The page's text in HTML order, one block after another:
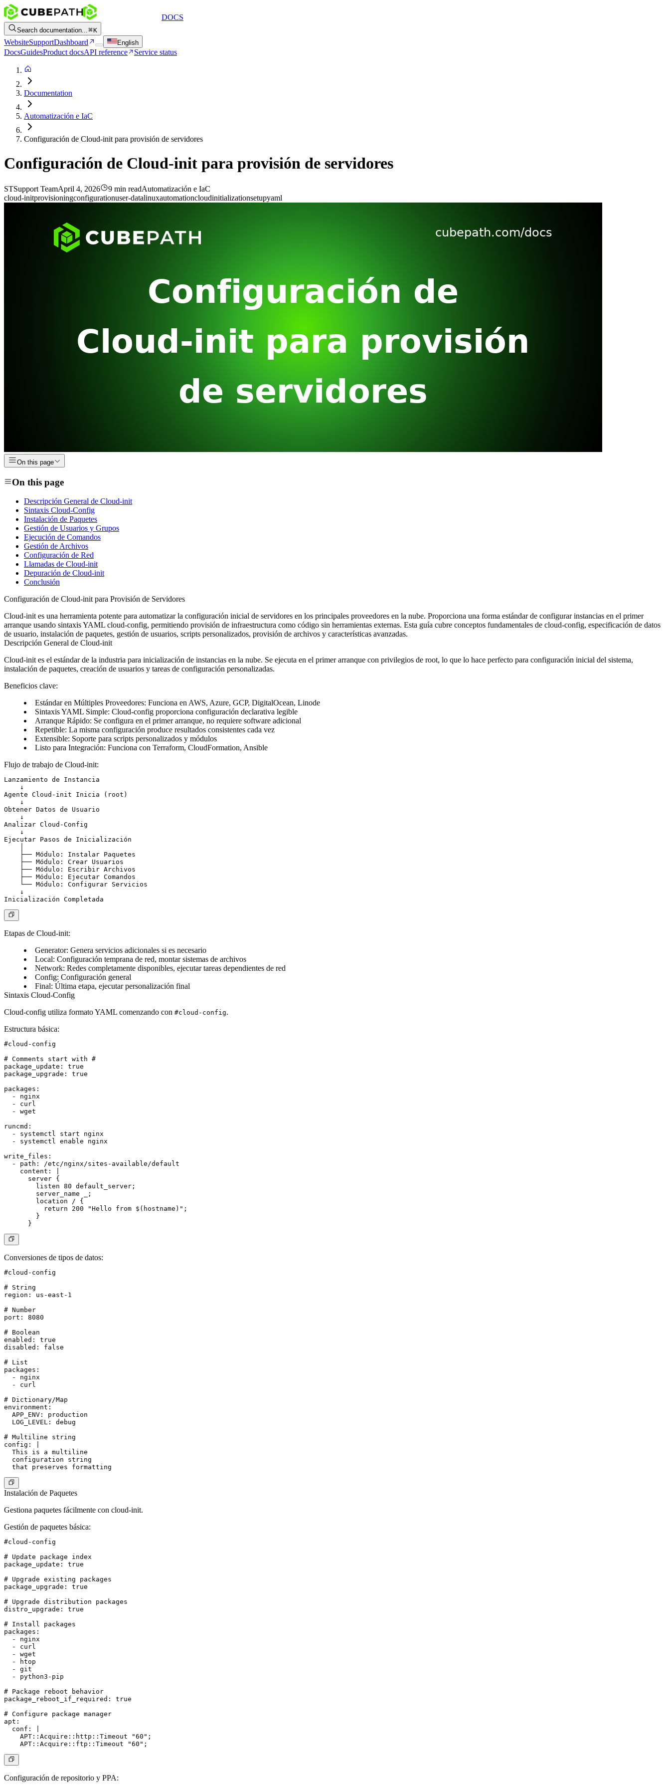
DOCS
Search documentation... K
WebsiteSupportDashboard English
DocsGuidesProduct docsAPI reference Service status
Documentation
Automatización e IaC
Configuración de Cloud-init para provisión de servidores
Configuración de Cloud-init para provisión de servidores
STSupport TeamApril 4, 2026 9 min readAutomatización e IaC
cloud-initprovisioningconfigurationuser-datalinuxautomationcloudinitializationsetupyaml
On this page
On this page
Descripción General de Cloud-init
Sintaxis Cloud-Config
Instalación de Paquetes
Gestión de Usuarios y Grupos
Ejecución de Comandos
Gestión de Archivos
Configuración de Red
Llamadas de Cloud-init
Depuración de Cloud-init
Conclusión
Configuración de Cloud-init para Provisión de Servidores
Cloud-init es una herramienta potente para automatizar la configuración inicial de servidores en los principales proveedores en la nube. Proporciona una forma estándar de configurar instancias en el primer
arranque usando sintaxis YAML cloud-config, permitiendo provisión de infraestructura como código sin herramientas externas. Esta guía cubre conceptos fundamentales de cloud-config, especificación de datos
de usuario, instalación de paquetes, gestión de usuarios, scripts personalizados, provisión de archivos y características avanzadas.
Descripción General de Cloud-init
Cloud-init es el estándar de la industria para inicialización de instancias en la nube. Se ejecuta en el primer arranque con privilegios de root, lo que lo hace perfecto para configuración inicial del sistema,
instalación de paquetes, creación de usuarios y tareas de configuración personalizadas.
Beneficios clave:
Estándar en Múltiples Proveedores: Funciona en AWS, Azure, GCP, DigitalOcean, Linode
Sintaxis YAML Simple: Cloud-config proporciona configuración declarativa legible
Arranque Rápido: Se configura en el primer arranque, no requiere software adicional
Repetible: La misma configuración produce resultados consistentes cada vez
Extensible: Soporte para scripts personalizados y módulos
Listo para Integración: Funciona con Terraform, CloudFormation, Ansible
Flujo de trabajo de Cloud-init:
Lanzamiento de Instancia
    ↓
Agente Cloud-init Inicia (root)
    ↓
Obtener Datos de Usuario
    ↓
Analizar Cloud-Config
    ↓
Ejecutar Pasos de Inicialización
    ├── Módulo: Instalar Paquetes
    ├── Módulo: Crear Usuarios
    ├── Módulo: Escribir Archivos
    ├── Módulo: Ejecutar Comandos
    └── Módulo: Configurar Servicios
    ↓
Etapas de Cloud-init:
Generator: Genera servicios adicionales si es necesario
Local: Configuración temprana de red, montar sistemas de archivos
Network: Redes completamente disponibles, ejecutar tareas dependientes de red
Config: Configuración general
Final: Última etapa, ejecutar personalización final
Sintaxis Cloud-Config
Cloud-config utiliza formato YAML comenzando con #cloud-config.
Estructura básica:
#cloud-config
# Comments start with #
package_update: true
package_upgrade: true
packages:
  - nginx
  - curl
  - wget
runcmd:
  - systemctl start nginx
  - systemctl enable nginx
write_files:
  - path: /etc/nginx/sites-available/default
    content: |
      server {
        listen 80 default_server;
        server_name _;
        location / {
          return 200 "Hello from $(hostname)";
        }
Conversiones de tipos de datos:
#cloud-config
# String
region: us-east-1
# Number
port: 8080
# Boolean
enabled: true
disabled: false
# List
packages:
  - nginx
  - curl
# Dictionary/Map
environment:
  APP_ENV: production
  LOG_LEVEL: debug
# Multiline string
config: |
  This is a multiline
  configuration string
Instalación de Paquetes
Gestiona paquetes fácilmente con cloud-init.
Gestión de paquetes básica:
#cloud-config
# Update package index
package_update: true
# Upgrade existing packages
package_upgrade: true
# Upgrade distribution packages
distro_upgrade: true
# Install packages
packages:
  - nginx
  - curl
  - wget
  - htop
  - git
  - python3-pip
# Package reboot behavior
package_reboot_if_required: true
# Configure package manager
apt:
  conf: |
    APT::Acquire::http::Timeout "60";
Configuración de repositorio y PPA: